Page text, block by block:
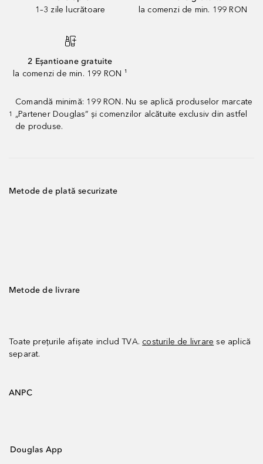
1–3 zile lucrătoare
la comenzi de min. 199 RON
2 Eșantioane gratuite
la comenzi de min. 199 RON ¹
1
Comandă minimă: 199 RON. Nu se aplică produselor marcate
„Partener Douglas” și comenzilor alcătuite exclusiv din astfel
de produse.
Metode de plată securizate
Metode de livrare
Toate prețurile afișate includ TVA. costurile de livrare se aplică
separat.
ANPC
Douglas App